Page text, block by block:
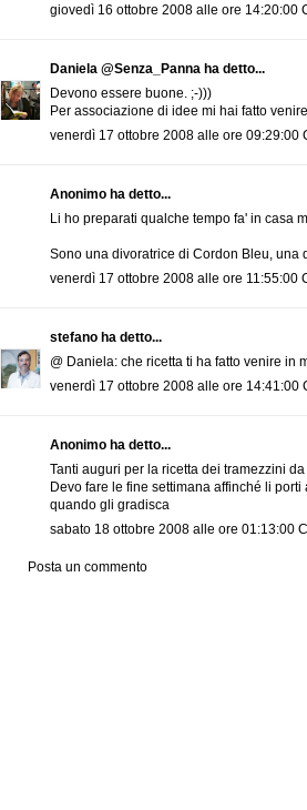
giovedì 16 ottobre 2008 alle ore 14:20:00
Daniela @Senza_Panna ha detto...
Devono essere buone. ;-)))
Per associazione di idee mi hai fatto
venerdì 17 ottobre 2008 alle ore 09:29:00
Anonimo ha detto...
Li ho preparati qualche tempo fa' in casa
Sono una divoratrice di Cordon Bleu, una
venerdì 17 ottobre 2008 alle ore 11:55:00
stefano ha detto...
@ Daniela: che ricetta ti ha fatto venire in
venerdì 17 ottobre 2008 alle ore 14:41:00
Anonimo ha detto...
Tanti auguri per la ricetta dei tramezzini
Devo fare le fine settimana affinché li
quando gli gradisca
sabato 18 ottobre 2008 alle ore 01:13:00
Posta un commento